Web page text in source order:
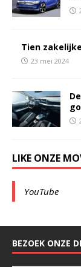
Tien
23 mei 2024
LIKE ONZE
YouTube
BEZOEK ONZE